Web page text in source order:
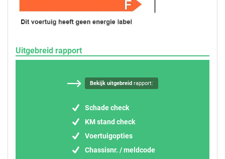
Uitgebreid rapport
Bekijk uitgebreidrapport:
Schade check
KM stand check
Voertuigopties
Chassisnr. / meldcode